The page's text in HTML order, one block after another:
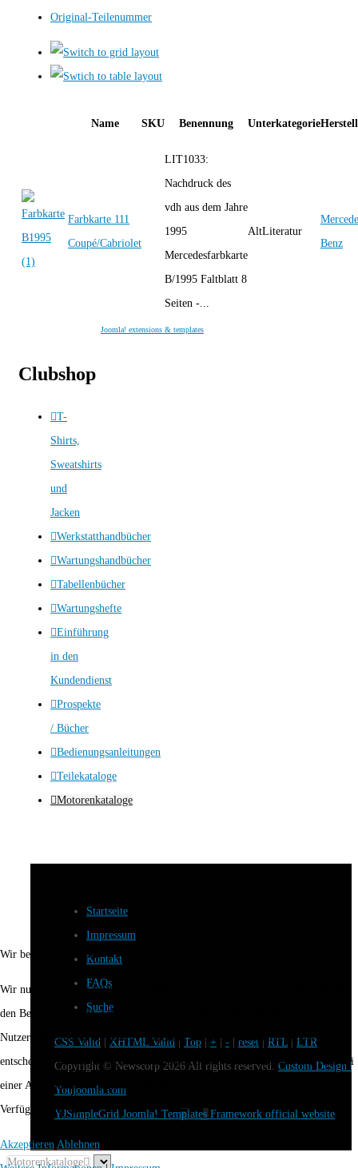
Original-Teilenummer
Name SKU Benennung Unterkategorie
Farbkarte 111
Coupé/Cabriolet
LIT1033:
Nachdruck des
vdh aus dem Jahre
1995
Mercedesfarbkarte
B/1995 Faltblatt 8
Seiten -...
AltLiteratur
Benz
Joomla! extensions & templates
Clubshop
T-
Shirts,
Sweatshirts
und
Jacken
Werkstatthandbücher
Wartungshandbücher
Tabellenbücher
Wartungshefte
Einführung
in den
Kundendienst
Prospekte
/ Bücher
Bedienungsanleitungen
Teilekataloge
Motorenkataloge
Startseite
Impressum
Kontakt
FAQs
Suche
CSS Valid XHTML Valid | Top | + - reset | RTL | LTR
Copyright © Newscorp 2026 All rights reserved. Custom Design
Youjoomla.com
YJSimpleGrid Joomla! Templates Framework official website
Motorenkataloge
Wir benutzen Cookies
Wir nutzen Cookies auf unserer Website. Einige von ihnen sind essenziell für
den Betrieb der Seite, während andere uns helfen, diese Website und die
Nutzererfahrung zu verbessern (Tracking Cookies). Sie können selbst
entscheiden, ob Sie die Cookies zulassen möchten. Bitte beachten Sie, dass bei
einer Ablehnung womöglich nicht mehr alle Funktionalitäten der Seite zur
Verfügung stehen.
Akzeptieren Ablehnen